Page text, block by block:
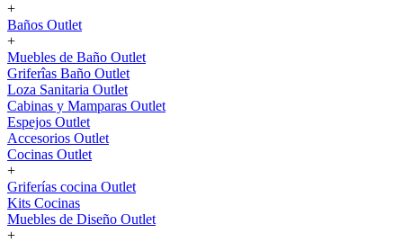
+
Baños Outlet
+
Muebles de Baño Outlet
Griferîas Baño Outlet
Loza Sanitaria Outlet
Cabinas y Mamparas Outlet
Espejos Outlet
Accesorios Outlet
Cocinas Outlet
+
Griferías cocina Outlet
Kits Cocinas
Muebles de Diseño Outlet
+